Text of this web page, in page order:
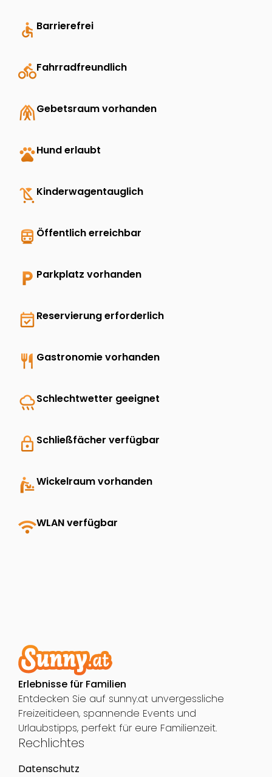
accessible Barrierefrei
directions_bikeFahrradfreundlich
folded_handsGebetsraum vorhanden
petsHund erlaubt
child_friendly Kinderwagentauglich
directions_transit Öffentlich erreichbar
local_parking Parkplatz vorhanden
event_availableReservierung erforderlich
restaurant Gastronomie vorhanden
rainySchlechtwetter geeignet
lock Schließfächer verfügbar
baby_changing_stationWickelraum vorhanden
wifiWLAN verfügbar
Erlebnisse für Familien
Entdecken Sie auf sunny.at unvergessliche
Freizeitideen, spannende Events und
Urlaubstipps, perfekt für eure Familienzeit.
Rechlichtes
Datenschutz